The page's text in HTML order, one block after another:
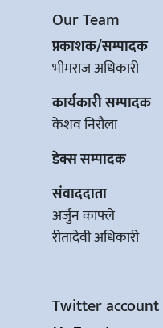
Our Team
प्रकाशक/सम्पादक
भीमराज अधिकारी
कार्यकारी सम्पादक
केशव निरौला
डेक्स सम्पादक
संवाददाता
अर्जुन काफ्ले
रीतादेवी अधिकारी
Twitter account